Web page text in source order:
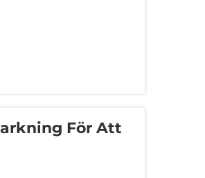
För Att